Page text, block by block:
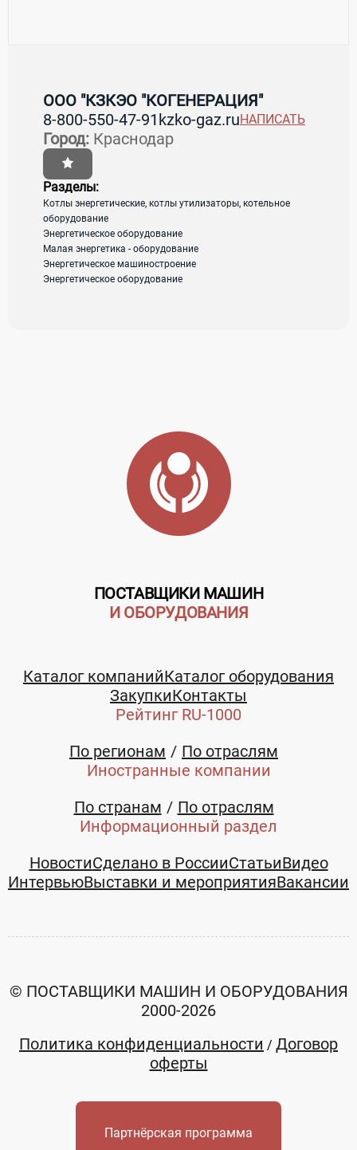
Страна:РоссияРегион:
Краснодар
загрузка карты...
E-mail:
info@kzko-gaz.ru
ООО "КЗКЭО "КОГЕНЕРАЦИЯ"
8-800-550-47-91kzko-gaz.ruНАПИСАТЬ
Город: Краснодар
Разделы:
Котлы энергетические, котлы утилизаторы, котельное
оборудование
Энергетическое оборудование
Малая энергетика - оборудование
Энергетическое машиностроение
Энергетическое оборудование
ПОСТАВЩИКИ МАШИН
И ОБОРУДОВАНИЯ
Каталог компанийКаталог оборудования
ЗакупкиКонтакты
Рейтинг RU-1000
По регионам
По отраслям
Иностранные компании
По странам
По отраслям
Информационный раздел
НовостиСделано в РоссииСтатьиВидео
ИнтервьюВыставки и мероприятияВакансии
© ПОСТАВЩИКИ МАШИН И ОБОРУДОВАНИЯ
2000-2026
Политика конфиденциальности / Договор
оферты
Партнёрская программа